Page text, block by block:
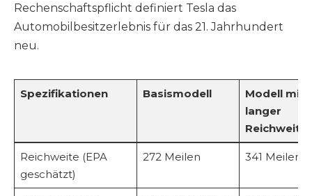
Rechenschaftspflicht definiert Tesla das
Automobilbesitzerlebnis für das 21. Jahrhundert
neu.
Spezifikationen Basismodell
Modell mit
langer
Reichweite
Reichweite (EPA
geschätzt)
272 Meilen 341 Meilen